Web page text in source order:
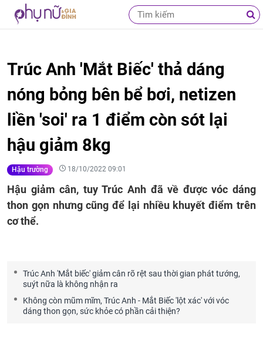
Trúc Anh 'Mắt Biếc' thả dáng
nóng bỏng bên bể bơi, netizen
liền 'soi' ra 1 điểm còn sót lại
hậu giảm 8kg
Hậu trường 18/10/2022 09:01
Hậu giảm cân, tuy Trúc Anh đã về được vóc dáng
thon gọn nhưng cũng để lại nhiều khuyết điểm trên
cơ thể.
Trúc Anh 'Mắt biếc' giảm cân rõ rệt sau thời gian phát tướng,
suýt nữa là không nhận ra
Không còn mũm mĩm, Trúc Anh - Mắt Biếc 'lột xác' với vóc
dáng thon gọn, sức khỏe có phần cải thiện?